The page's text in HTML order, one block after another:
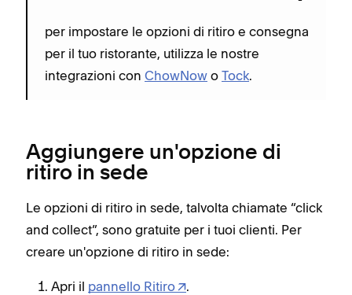
per impostare le opzioni di ritiro e consegna
per il tuo ristorante, utilizza le nostre
integrazioni con ChowNow o Tock.
Aggiungere un'opzione di
ritiro in sede
Le opzioni di ritiro in sede, talvolta chiamate “click
and collect”, sono gratuite per i tuoi clienti. Per
creare un'opzione di ritiro in sede:
Apri il pannello Ritiro
.